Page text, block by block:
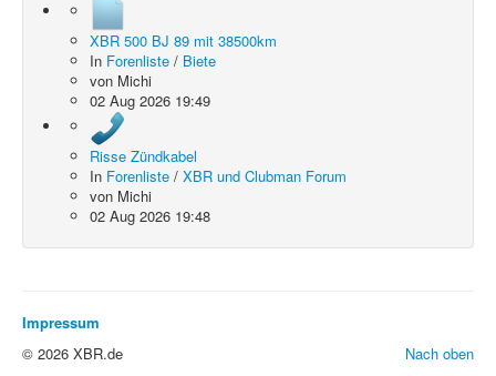
XBR 500 BJ 89 mit 38500km
In Forenliste / Biete
von Michi
02 Aug 2026 19:49
Risse Zündkabel
In Forenliste / XBR und Clubman Forum
von Michi
02 Aug 2026 19:48
Impressum
Nach oben
© 2026 XBR.de